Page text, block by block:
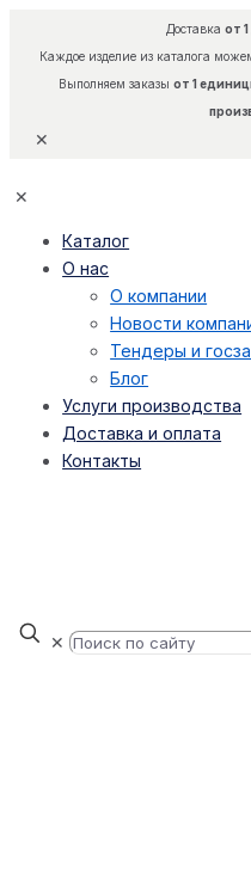
Доставка от
Каждое изделие из каталога
Выполняем заказы от 1
✕
✕
Каталог
О нас
О компании
Новости
Тендеры и
Блог
Услуги производства
Доставка и оплата
Контакты
✕